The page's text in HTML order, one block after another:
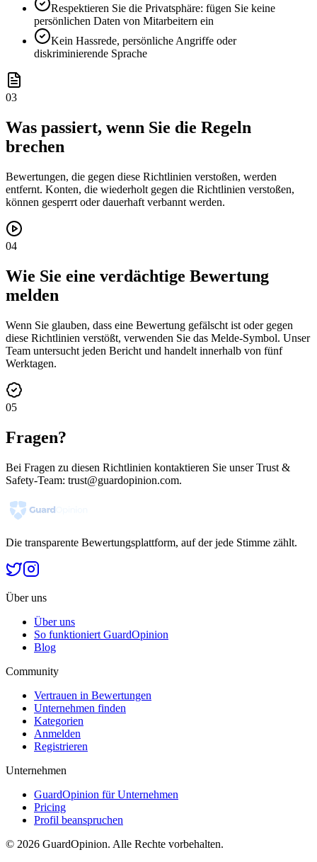
Respektieren Sie die Privatsphäre: fügen Sie keine
persönlichen Daten von Mitarbeitern ein
Kein Hassrede, persönliche Angriffe oder
diskriminierende Sprache
03
Was passiert, wenn Sie die Regeln
brechen
Bewertungen, die gegen diese Richtlinien verstoßen, werden
entfernt. Konten, die wiederholt gegen die Richtlinien verstoßen,
können gesperrt oder dauerhaft verbannt werden.
04
Wie Sie eine verdächtige Bewertung
melden
Wenn Sie glauben, dass eine Bewertung gefälscht ist oder gegen
diese Richtlinien verstößt, verwenden Sie das Melde-Symbol. Unser
Team untersucht jeden Bericht und handelt innerhalb von fünf
Werktagen.
05
Fragen?
Bei Fragen zu diesen Richtlinien kontaktieren Sie unser Trust &
Safety-Team: trust@guardopinion.com.
Die transparente Bewertungsplattform, auf der jede Stimme zählt.
Über uns
Über uns
So funktioniert GuardOpinion
Blog
Community
Vertrauen in Bewertungen
Unternehmen finden
Kategorien
Anmelden
Registrieren
Unternehmen
GuardOpinion für Unternehmen
Pricing
Profil beanspruchen
© 2026 GuardOpinion. Alle Rechte vorbehalten.